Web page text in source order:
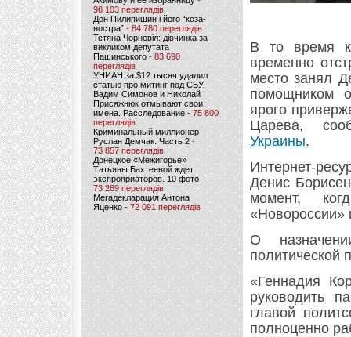
98 103 переглядів
Дон Пилипишин і його “коза-
ностра” - 84 780 переглядів
Тетяна Чорновіл: дівчинка за
викликом депутата
Пашинського- 83 690
переглядів
УНИАН за $12 тысяч удалил
статью про митинг под СБУ.
Вадим Симонов и Николай
Присяжнюк отмывают свои
имена. Расследование - 75 800
переглядів
Криминальный миллионер
Руслан Демчак. Часть 2-
73 857 переглядів
Донецкое «Межигорье»
Татьяны Бахтеевой ждет
экспроприаторов. 10 фото -
73 289 переглядів
Мегадекларация Антона
Яценко - 72 091 переглядів
В то время
временно
место занял
помощником
ярого
Царева,
Украины.
Интернет-
Денис
момент,
«Новороссии»
О
политической
«Геннадия
руководить
главой
полноценно